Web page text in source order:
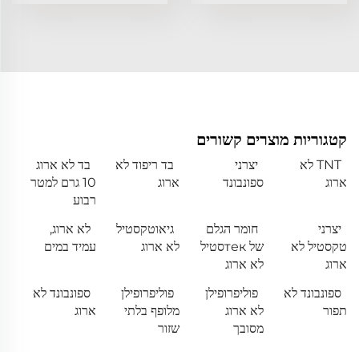
קטגוריות מוצרים קשורים
TNT לא
ארוג
יצרני
ספונבונד
בד ריפוד לא
ארוג
בד לא ארוג
10 גרם למטר
רבוע
יצרני
טקסטיל לא
ארוג
חומר הגלם
של текסטיל
לא ארוג
גיאוטקסטיל
לא ארוג
לא ארוג,
עמיד במים
ספונבונד לא
תפור
פוליפרופילן
לא ארוג
מסובך
פוליפרופילן
מלופף בלתי
שזור
ספונבונד לא
ארוג